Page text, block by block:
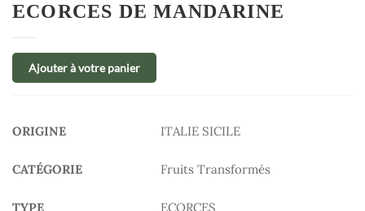
ECORCES DE MANDARINE
Ajouter à votre panier
ORIGINE ITALIE SICILE
CATÉGORIE Fruits Transformés
TYPE ECORCES